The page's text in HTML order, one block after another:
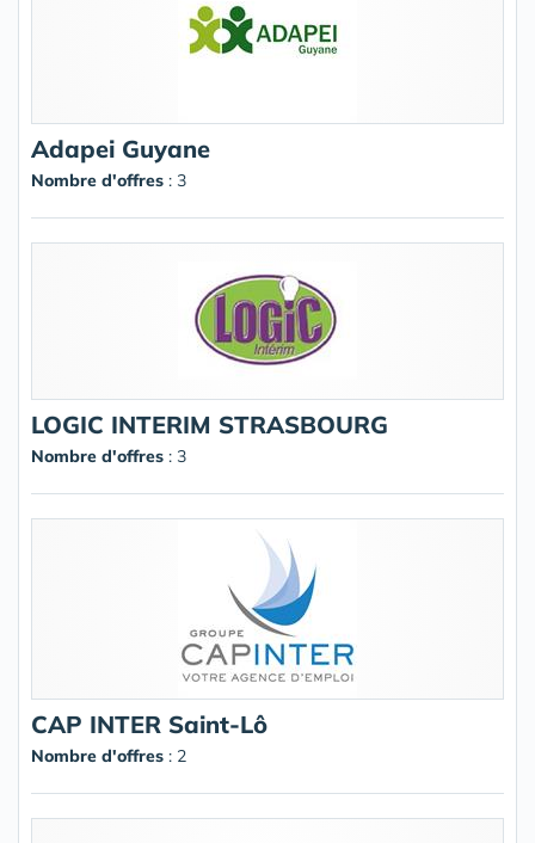
Adapei Guyane
Nombre d'offres : 3
LOGIC INTERIM STRASBOURG
Nombre d'offres : 3
CAP INTER Saint-Lô
Nombre d'offres : 2